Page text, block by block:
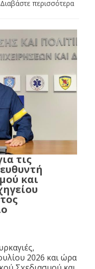
Διαβάστε περισσότερα
τις
και
2026 και ώρα